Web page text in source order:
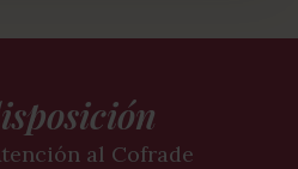
al Cofrade